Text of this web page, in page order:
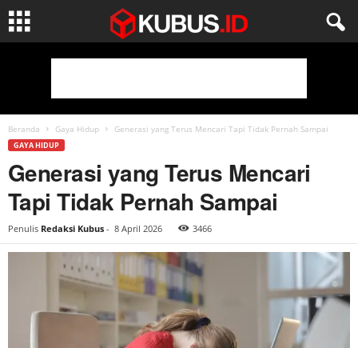
Beranda Gaya Hidup Generasi yang Terus Mencari Tapi Tidak Pernah Sampai
GAYA HIDUP
Generasi yang Terus Mencari
Tapi Tidak Pernah Sampai
Penulis Redaksi Kubus - 8 April 2026 3466